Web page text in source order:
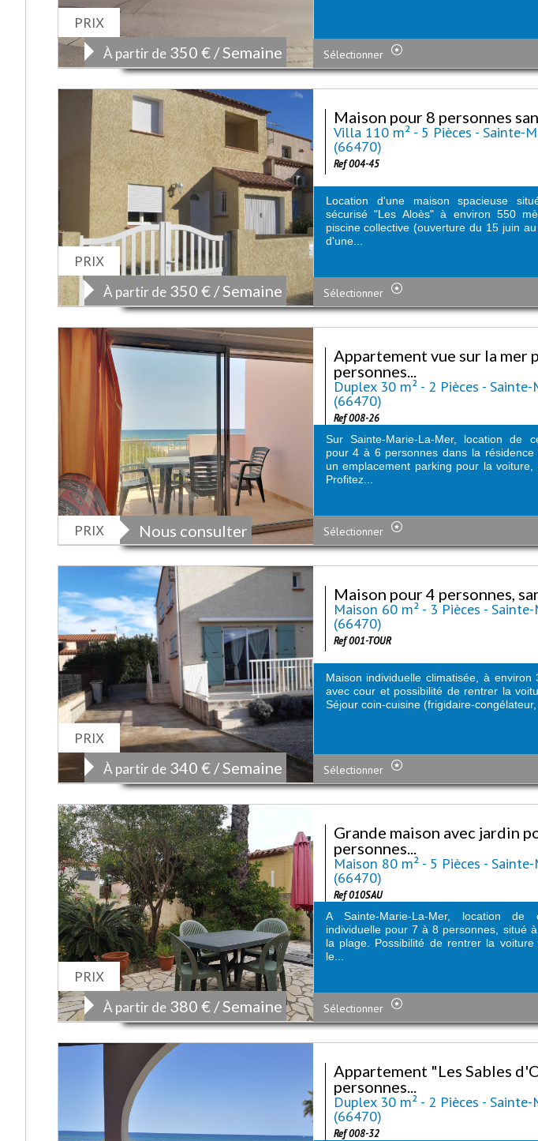
PRIX
À partir de 350 € / Semaine Sélectionner
PRIX
À partir de 350 € / Semaine
Maison pour 8 personnes
Villa 110 m² - 5 Pièces - Sainte-
(66470)
Ref 004-45
Location d'une maison spacieuse
sécurisé "Les Aloès" à environ 550
piscine collective (ouverture du 15 juin
d'une...
Sélectionner
PRIX Nous consulter
Appartement vue sur la mer
personnes...
Duplex 30 m² - 2 Pièces -
(66470)
Ref 008-26
Sur Sainte-Marie-La-Mer, location de
pour 4 à 6 personnes dans la
un emplacement parking pour la voiture,
Profitez...
Sélectionner
PRIX
À partir de 340 € / Semaine
Maison pour 4 personnes,
Maison 60 m² - 3 Pièces -
(66470)
Ref 001-TOUR
Maison individuelle climatisée, à
avec cour et possibilité de rentrer la
Séjour coin-cuisine (frigidaire-congélateur,
Sélectionner
PRIX
À partir de 380 € / Semaine
Grande maison avec jardin
personnes...
Maison 80 m² - 5 Pièces -
(66470)
Ref 010SAU
A Sainte-Marie-La-Mer, location de
individuelle pour 7 à 8 personnes, situé
la plage. Possibilité de rentrer la
le...
Sélectionner
Appartement "Les Sables
personnes...
Duplex 30 m² - 2 Pièces -
(66470)
Ref 008-32